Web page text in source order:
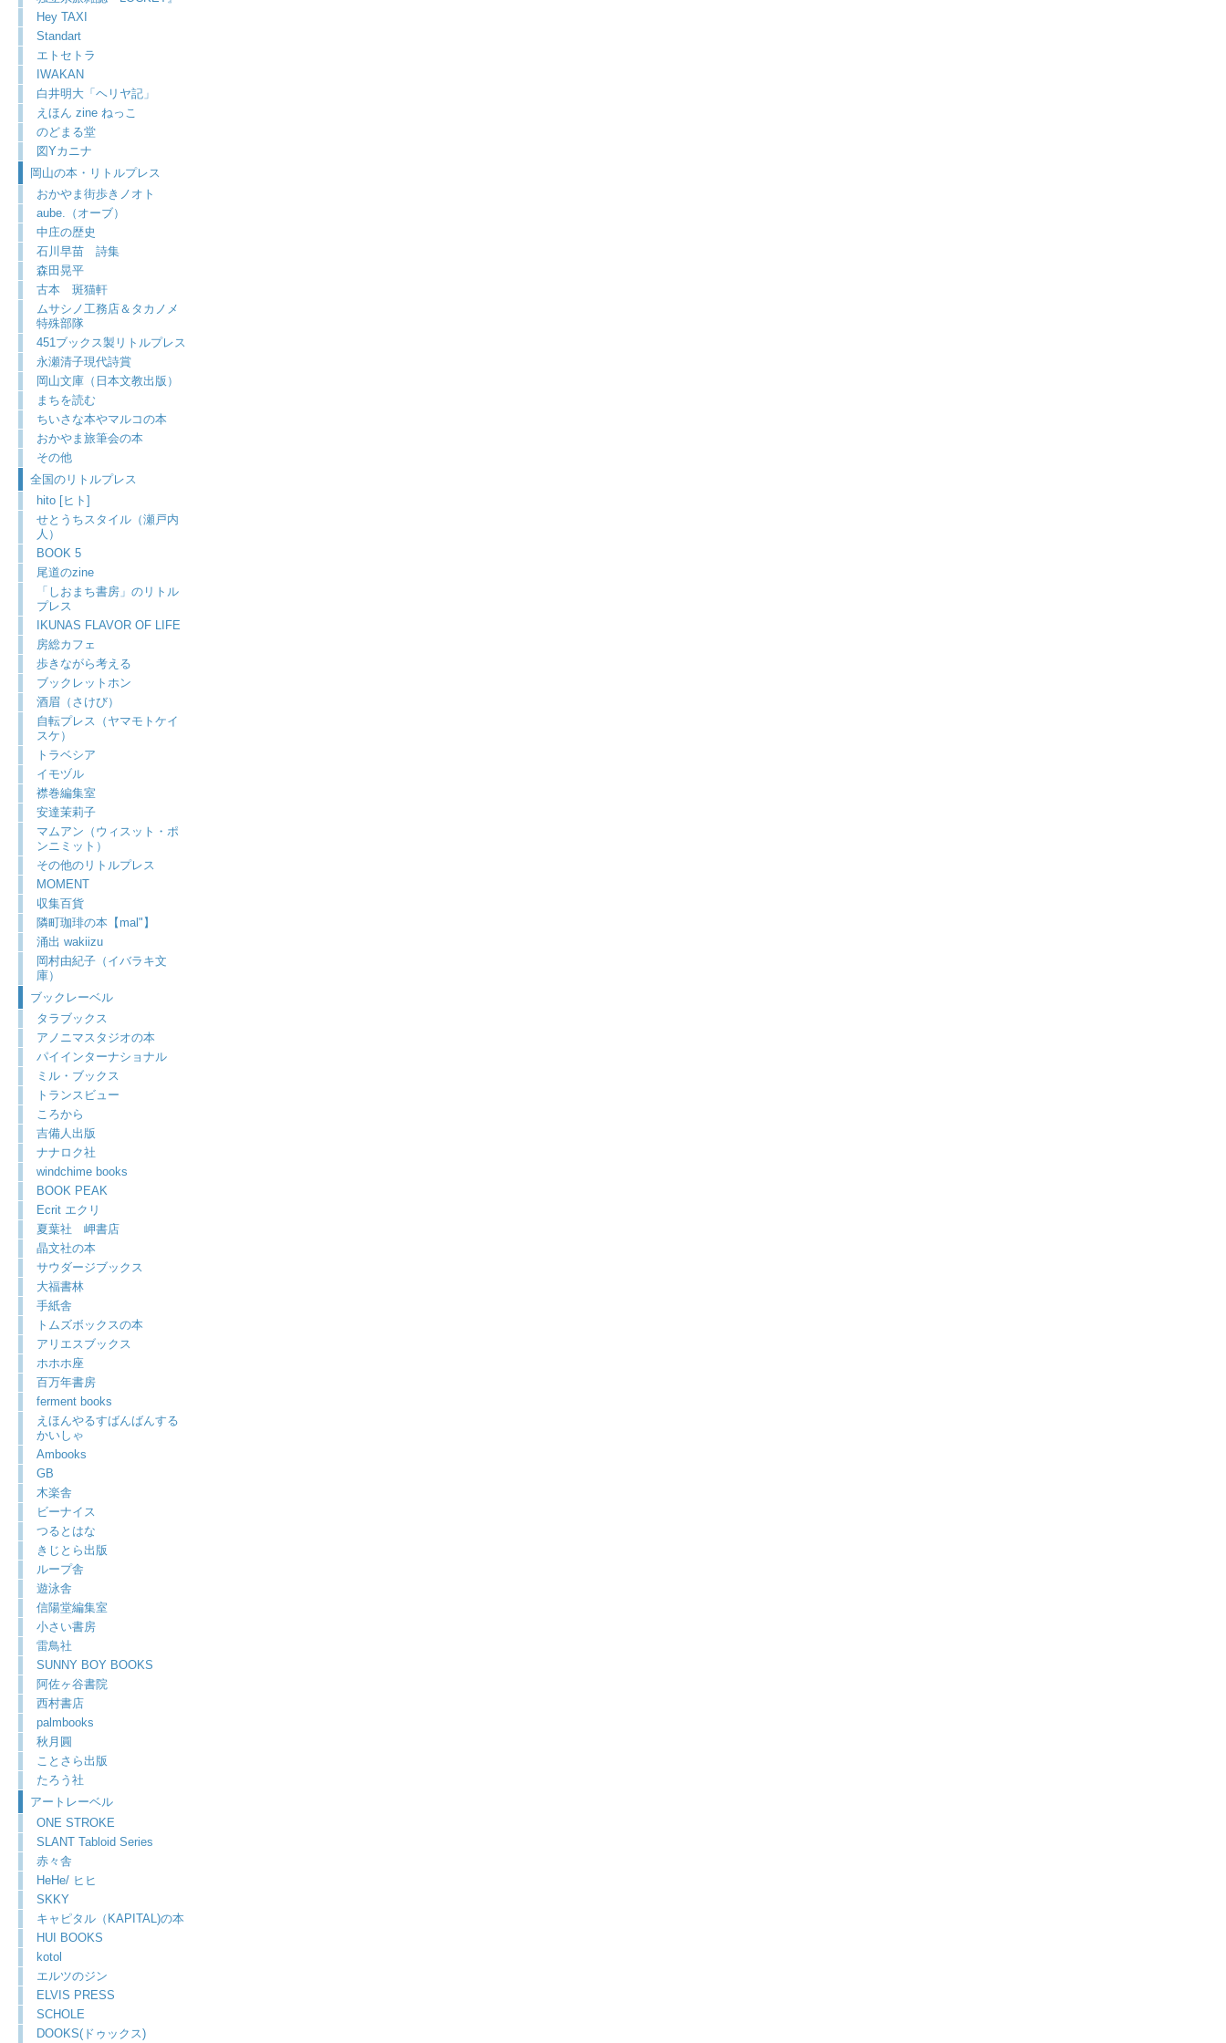
Hey TAXI
Standart
エトセトラ
IWAKAN
白井明大「ヘリヤ記」
えほん zine ねっこ
のどまる堂
図Yカニナ
岡山の本・リトルプレス
おかやま街歩きノオト
aube.（オーブ）
中庄の歴史
石川早苗 詩集
森田晃平
古本 斑猫軒
ムサシノ工務店＆タカノメ
特殊部隊
451ブックス製リトルプレス
永瀬清子現代詩賞
岡山文庫（日本文教出版）
まちを読む
ちいさな本やマルコの本
おかやま旅筆会の本
その他
全国のリトルプレス
hito [ヒト]
せとうちスタイル（瀬戸内
人）
BOOK 5
尾道のzine
「しおまち書房」のリトル
プレス
IKUNAS FLAVOR OF LIFE
房総カフェ
歩きながら考える
ブックレットホン
酒眉（さけび）
自転プレス（ヤマモトケイ
スケ）
トラベシア
イモヅル
襟巻編集室
安達茉莉子
マムアン（ウィスット・ポ
ンニミット）
その他のリトルプレス
MOMENT
収集百貨
隣町珈琲の本【mal"】
涌出 wakiizu
岡村由紀子（イバラキ文
庫）
ブックレーベル
タラブックス
アノニマスタジオの本
パイインターナショナル
ミル・ブックス
トランスビュー
ころから
吉備人出版
ナナロク社
windchime books
BOOK PEAK
Ecrit エクリ
夏葉社 岬書店
晶文社の本
サウダージブックス
大福書林
手紙舎
トムズボックスの本
アリエスブックス
ホホホ座
百万年書房
ferment books
えほんやるすばんばんする
かいしゃ
Ambooks
GB
木楽舎
ビーナイス
つるとはな
きじとら出版
ループ舎
遊泳舎
信陽堂編集室
小さい書房
雷鳥社
SUNNY BOY BOOKS
阿佐ヶ谷書院
西村書店
palmbooks
秋月圓
ことさら出版
たろう社
アートレーベル
ONE STROKE
SLANT Tabloid Series
赤々舎
HeHe/ ヒヒ
SKKY
キャピタル（KAPITAL)の本
HUI BOOKS
kotol
エルツのジン
ELVIS PRESS
SCHOLE
DOOKS(ドゥックス)